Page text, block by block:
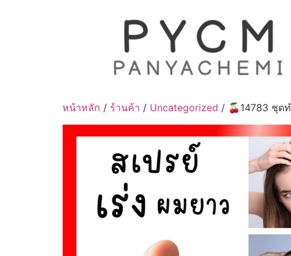
หน้าหลัก / ร้านค้า / Uncategorized / 🍒14783 ชุดท